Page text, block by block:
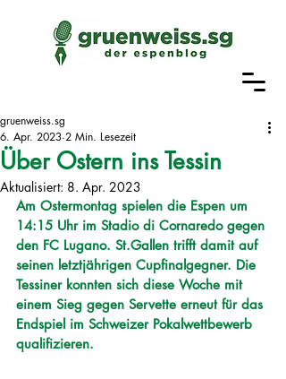
Über Ostern ins Tessin
gruenweiss.sg
6. Apr. 2023 2 Min. Lesezeit
Aktualisiert: 8. Apr. 2023
Am Ostermontag spielen die Espen um
14:15 Uhr im Stadio di Cornaredo gegen
den FC Lugano. St.Gallen trifft damit auf
seinen letztjährigen Cupfinalgegner. Die
Tessiner konnten sich diese Woche mit
einem Sieg gegen Servette erneut für das
Endspiel im Schweizer Pokalwettbewerb
qualifizieren.